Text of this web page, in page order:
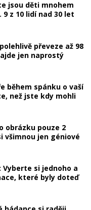
jsou děti mnohem
9 z 10 lidí nad 30 let
převeze až 98
jen naprostý
během spánku o vaší
než jste kdy mohli
obrázku pouze 2
všimnou jen géniové
si jednoho a
které byly doteď